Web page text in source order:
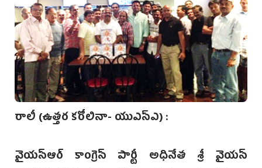
రాలీ (ఉత్తర కరోలినా- యుఎస్ఎ) :
వైయస్ఆర్‌ కాంగ్రెస్‌ పార్టీ అధినేత శ్రీ వైయస్‌